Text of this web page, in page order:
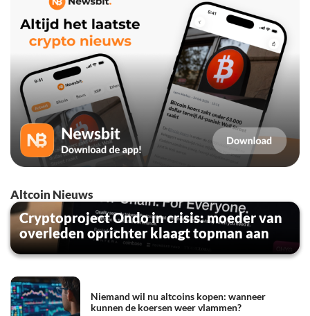
Altcoin Nieuws
Cryptoproject Ondo in crisis: moeder van
overleden oprichter klaagt topman aan
Niemand wil nu altcoins kopen: wanneer
kunnen de koersen weer vlammen?